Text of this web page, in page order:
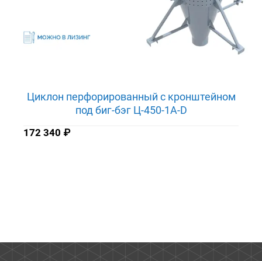
Циклон перфорированный с кронштейном
под биг-бэг Ц-450-1A-D
172 340 ₽